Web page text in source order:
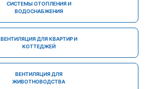
СИСТЕМЫ ОТОПЛЕНИЯ И
ВОДОСНАБЖЕНИЯ
ВЕНТИЛЯЦИЯ ДЛЯ КВАРТИР И
КОТТЕДЖЕЙ
ВЕНТИЛЯЦИЯ ДЛЯ
ЖИВОТНОВОДСТВА